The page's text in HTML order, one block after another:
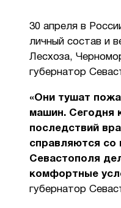
30 апреля в
личный состав и
Лесхоза,
губернатор
«Они тушат
машин. Сегодня
последствий
справляются со
Севастополя
комфортные
губернатор